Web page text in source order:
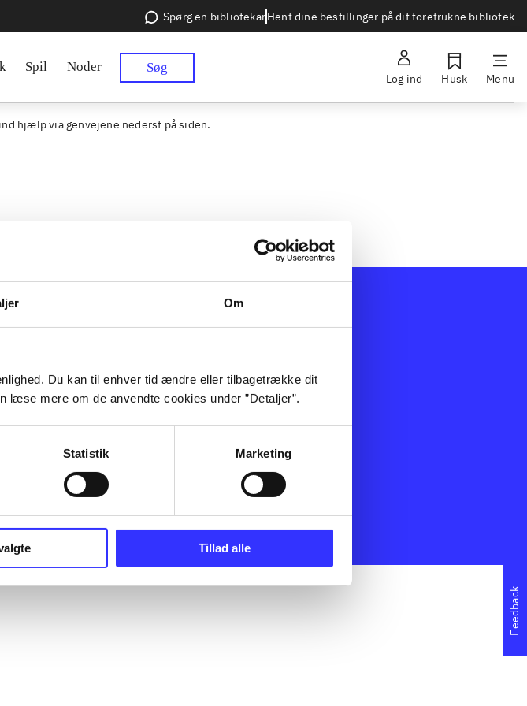
Om
Du kan til enhver tid ændre eller tilbagetrække dit
læse mere om de anvendte cookies under ”Detaljer”.
Statistik Marketing
Tillad alle
Spørg en bibliotekarHent dine bestillinger på dit foretrukne bibliotek
Spil Noder Søg
Log ind Husk Menu
hjælp via genvejene nederst på siden.
Feedback
Kontakt os
Leverandører
English
Afdelinger
Musik
Spil
Noder